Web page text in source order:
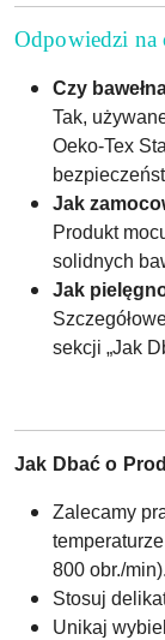
Odpowiedzi na
Czy
Tak,
Oeko-Tex
Jak
Produkt
solidnych
Jak
sekcji „Jak
Jak Dbać o
Zalecamy
800 obr./min).
Stosuj
Unikaj